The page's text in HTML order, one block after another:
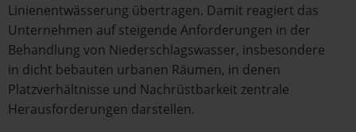
Linienentwässerung übertragen. Damit reagiert das
Unternehmen auf steigende Anforderungen in der
Behandlung von Niederschlagswasser, insbesondere
in dicht bebauten urbanen Räumen, in denen
Platzverhältnisse und Nachrüstbarkeit zentrale
Herausforderungen darstellen.